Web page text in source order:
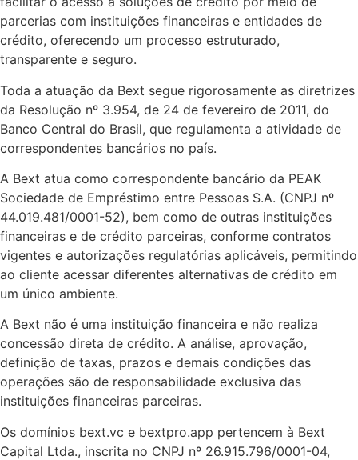
parcerias com instituições financeiras e entidades de
crédito, oferecendo um processo estruturado,
transparente e seguro.
Toda a atuação da Bext segue rigorosamente as diretrizes
da Resolução nº 3.954, de 24 de fevereiro de 2011, do
Banco Central do Brasil, que regulamenta a atividade de
correspondentes bancários no país.
A Bext atua como correspondente bancário da PEAK
Sociedade de Empréstimo entre Pessoas S.A. (CNPJ nº
44.019.481/0001-52), bem como de outras instituições
financeiras e de crédito parceiras, conforme contratos
vigentes e autorizações regulatórias aplicáveis, permitindo
ao cliente acessar diferentes alternativas de crédito em
um único ambiente.
A Bext não é uma instituição financeira e não realiza
concessão direta de crédito. A análise, aprovação,
definição de taxas, prazos e demais condições das
operações são de responsabilidade exclusiva das
instituições financeiras parceiras.
Os domínios bext.vc e bextpro.app pertencem à Bext
Capital Ltda., inscrita no CNPJ nº 26.915.796/0001-04,